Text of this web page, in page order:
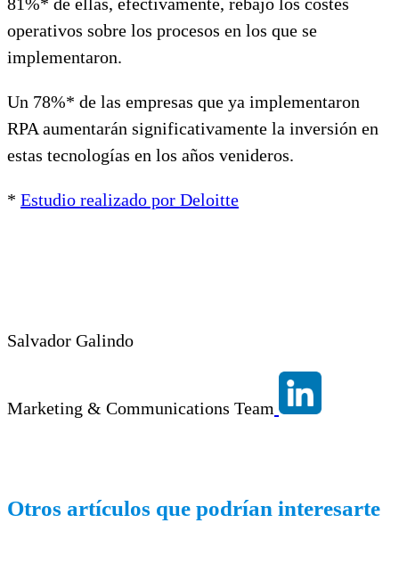
operativos sobre los procesos en los que se
implementaron.
Un 78%* de las empresas que ya implementaron
RPA aumentarán significativamente la inversión en
estas tecnologías en los años venideros.
* Estudio realizado por Deloitte
Salvador Galindo
Marketing & Communications Team
Otros artículos que podrían interesarte